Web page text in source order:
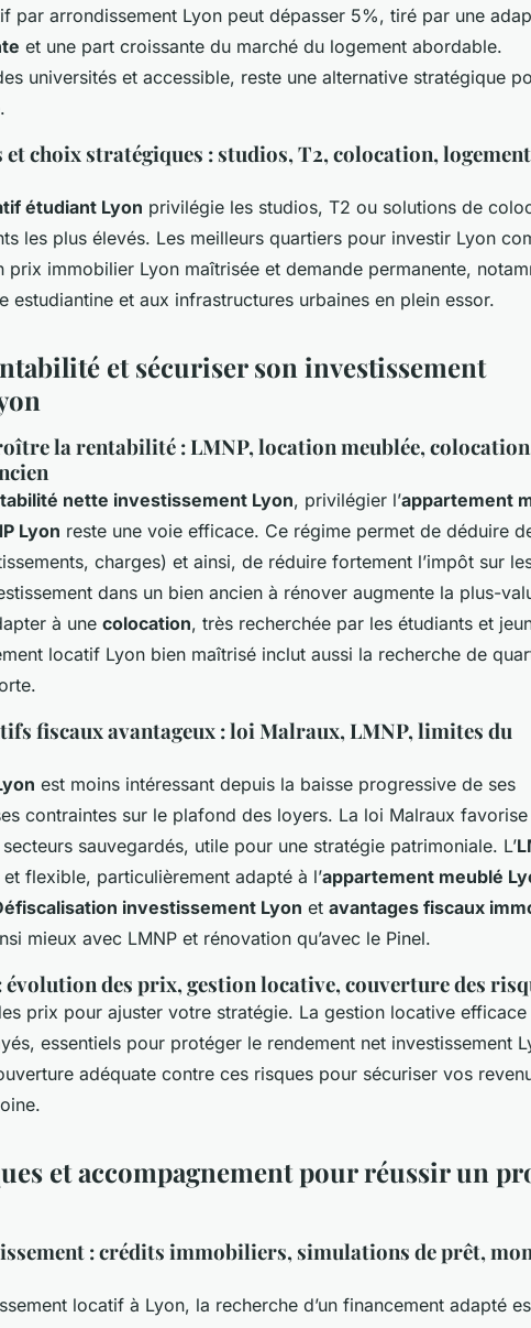
par arrondissement Lyon peut dépasser 5%, tiré par une
et une part croissante du marché du logement abordable.
universités et accessible, reste une alternative stratégique
et choix stratégiques : studios, T2, colocation,
étudiant Lyon privilégie les studios, T2 ou solutions de
les plus élevés. Les meilleurs quartiers pour investir Lyon
immobilier Lyon maîtrisée et demande permanente,
estudiantine et aux infrastructures urbaines en plein essor.
et sécuriser son investissement
la rentabilité : LMNP, location meublée,
nette investissement Lyon, privilégier l’appartement
Lyon reste une voie efficace. Ce régime permet de déduire
charges) et ainsi, de réduire fortement l’impôt sur
dans un bien ancien à rénover augmente la plus-
à une colocation, très recherchée par les étudiants et
locatif Lyon bien maîtrisé inclut aussi la recherche de
fiscaux avantageux : loi Malraux, LMNP, limites du
est moins intéressant depuis la baisse progressive de ses
contraintes sur le plafond des loyers. La loi Malraux
sauvegardés, utile pour une stratégie patrimoniale. L’
flexible, particulièrement adapté à l’appartement meublé
investissement Lyon et avantages fiscaux
mieux avec LMNP et rénovation qu’avec le Pinel.
évolution des prix, gestion locative, couverture des
prix pour ajuster votre stratégie. La gestion locative
essentiels pour protéger le rendement net investissement
adéquate contre ces risques pour sécuriser vos
et accompagnement pour réussir un
: crédits immobiliers, simulations de prêt,
locatif à Lyon, la recherche d’un financement adapté